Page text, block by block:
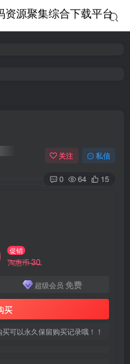
关注 私信
0 64 15
促销
淘惠币30
超级会员 免费
买
可以永久保留购买记录哦！！